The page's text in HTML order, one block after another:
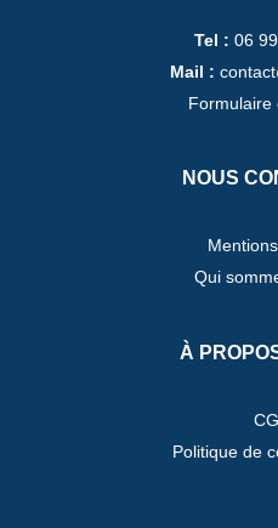
Tel : 06
Mail :
Formulaire
NOUS
Qui
À
Politique de